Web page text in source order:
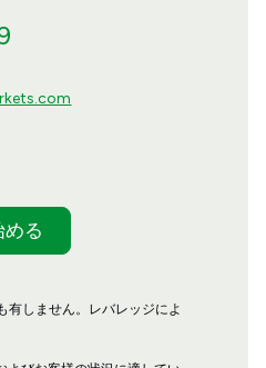
める
有しません。レバレッジによ